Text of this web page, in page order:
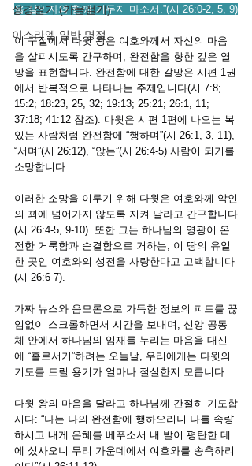
성경절기 (가을절기)
이스라엘 일반 명절
을 살인자와 함께 거두지 마소서.”(시 26:0-2, 5, 9)
이 구절에서 다윗 왕은 여호와께서 자신의 마음
을 살피시도록 간구하며, 완전함을 향한 깊은 열
망을 표현합니다. 완전함에 대한 갈망은 시편 1권
에서 반복적으로 나타나는 주제입니다(시 7:8;
15:2; 18:23, 25, 32; 19:13; 25:21; 26:1, 11;
37:18; 41:12 참조). 다윗은 시편 1편에 나오는 복
있는 사람처럼 완전함에 “행하며”(시 26:1, 3, 11),
“서며”(시 26:12), “앉는”(시 26:4-5) 사람이 되기를
소망합니다.
이러한 소망을 이루기 위해 다윗은 여호와께 악인
의 꾀에 넘어가지 않도록 지켜 달라고 간구합니다
(시 26:4-5, 9-10). 또한 그는 하나님의 영광이 온
전한 거룩함과 순결함으로 거하는, 이 땅의 유일
한 곳인 여호와의 성전을 사랑한다고 고백합니다
(시 26:6-7).
가짜 뉴스와 음모론으로 가득한 정보의 피드를 끊
임없이 스크롤하면서 시간을 보내며, 신앙 공동
체 안에서 하나님의 임재를 누리는 마음을 대신
에 “홀로서기”하려는 오늘날, 우리에게는 다윗의
기도를 드릴 용기가 얼마나 절실한지 모릅니다.
다윗 왕의 마음을 달라고 하나님께 간절히 기도합
시다: “나는 나의 완전함에 행하오리니 나를 속량
하시고 내게 은혜를 베푸소서 내 발이 평탄한 데
에 섰사오니 무리 가운데에서 여호와를 송축하리